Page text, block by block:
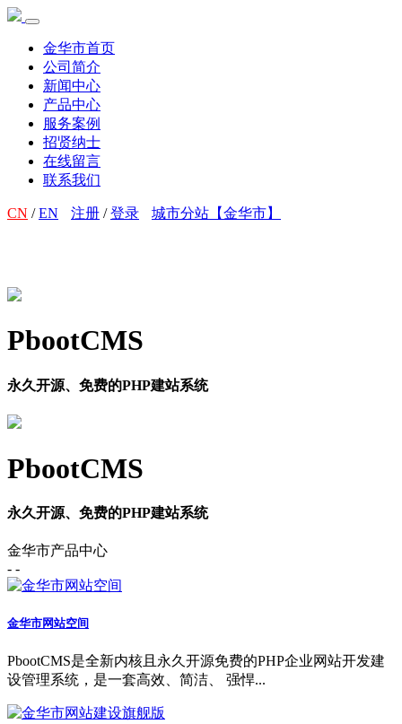
金华市首页
公司简介
新闻中心
产品中心
服务案例
招贤纳士
在线留言
联系我们
CN /EN 注册 /登录 城市分站【金华市】
PbootCMS
永久开源、免费的PHP建站系统
PbootCMS
永久开源、免费的PHP建站系统
金华市产品中心
- -
金华市网站空间
PbootCMS是全新内核且永久开源免费的PHP企业网站开发建
设管理系统，是一套高效、简洁、 强悍...